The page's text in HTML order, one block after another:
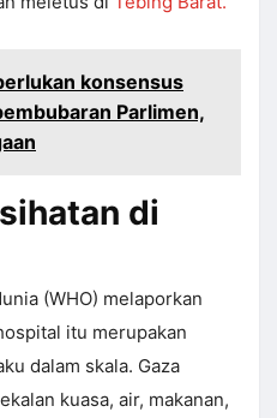
konsensus
Parlimen,
di
(WHO) melaporkan
itu merupakan
dalam skala. Gaza
kuasa, air, makanan,